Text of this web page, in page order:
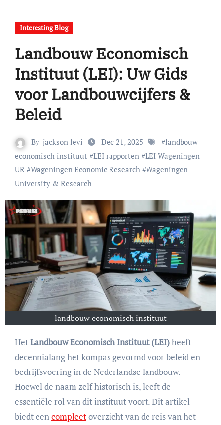
Interesting Blog
Landbouw Economisch
Instituut (LEI): Uw Gids
voor Landbouwcijfers &
Beleid
By jackson levi Dec 21, 2025 #landbouw
economisch instituut #LEI rapporten #LEI Wageningen
UR #Wageningen Economic Research #Wageningen
University & Research
landbouw economisch instituut
HetLandbouw Economisch Instituut (LEI)heeft
decennialang het kompas gevormd voor beleid en
bedrijfsvoering in de Nederlandse landbouw.
Hoewel de naam zelf historisch is, leeft de
essentiële rol van dit instituut voort. Dit artikel
biedt eencompleetoverzicht van de reis van het